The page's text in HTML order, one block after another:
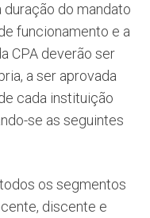
do mandato
funcionamento e a
CPA deverão ser
a ser aprovada
cada instituição
se as seguintes
os segmentos
discente e